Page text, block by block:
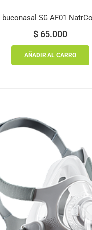
buconasal SG AF01
$ 65.000
AÑADIR AL CARRO